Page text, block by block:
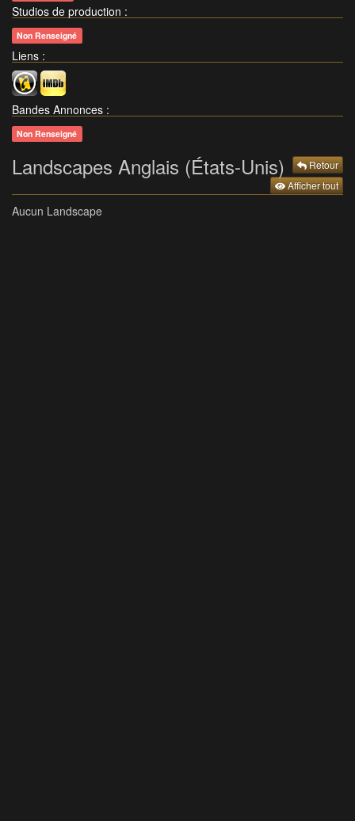
Studios de production :
Non Renseigné
Liens :
Bandes Annonces :
Non Renseigné
Landscapes Anglais (États-Unis)
Retour
Afficher tout
Aucun Landscape